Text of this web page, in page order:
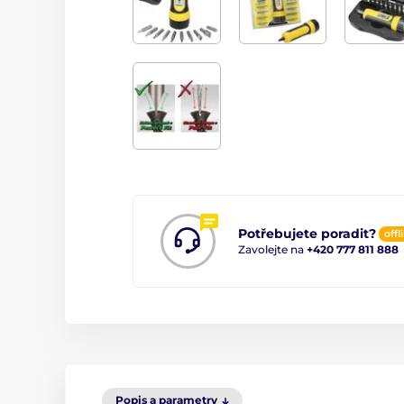
Potřebujete poradit?
Zavolejte na +420 777 811 888
Popis a parametry